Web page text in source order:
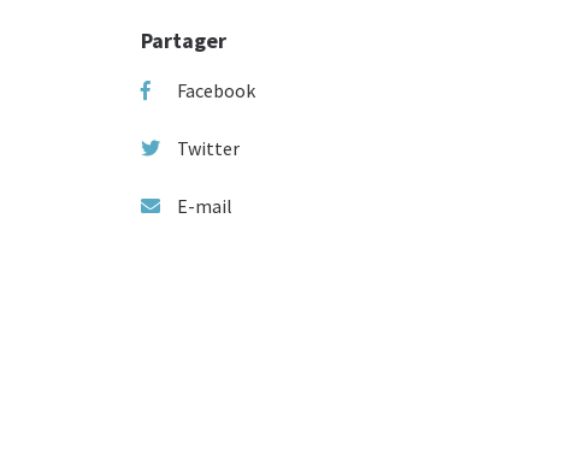
Partager
Facebook
Twitter
E-mail